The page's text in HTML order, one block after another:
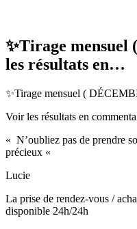
✨Tirage
les résultats en…
✨Tirage mensuel (
Voir les résultats en
« N’oubliez pas de prendre
précieux «
Lucie
La prise de rendez-vous /
disponible 24h/24h